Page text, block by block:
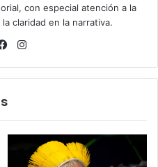
con especial atención a la
claridad en la narrativa.
Facebook